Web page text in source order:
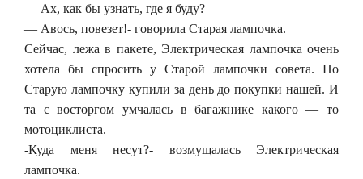
— Ах, как бы узнать, где я буду?
— Авось, повезет!- говорила Старая лампочка.
Сейчас, лежа в пакете, Электрическая лампочка очень
хотела бы спросить у Старой лампочки совета. Но
Старую лампочку купили за день до покупки нашей. И
та с восторгом умчалась в багажнике какого — то
мотоциклиста.
-Куда меня несут?- возмущалась Электрическая
лампочка.